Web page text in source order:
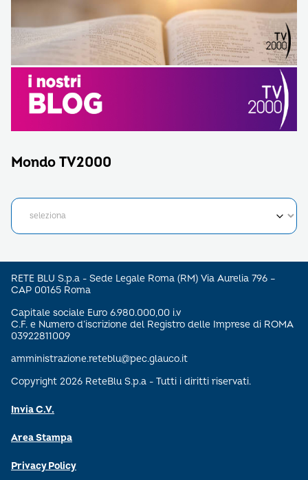
Mondo TV2000
RETE BLU S.p.a - Sede Legale Roma (RM) Via Aurelia 796 –
CAP 00165 Roma
Capitale sociale Euro 6.980.000,00 i.v
C.F. e Numero d’iscrizione del Registro delle Imprese di ROMA
03922811009
amministrazione.reteblu@pec.glauco.it
Copyright 2026 ReteBlu S.p.a - Tutti i diritti riservati.
Invia C.V.
Area Stampa
Privacy Policy